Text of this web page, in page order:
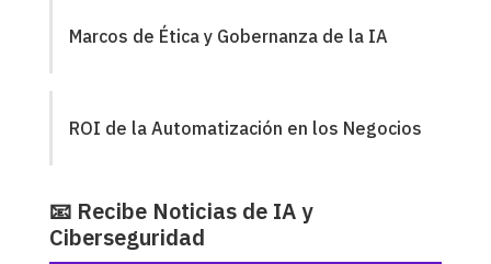
Marcos de Ética y Gobernanza de la IA
ROI de la Automatización en los Negocios
📧 Recibe Noticias de IA y
Ciberseguridad